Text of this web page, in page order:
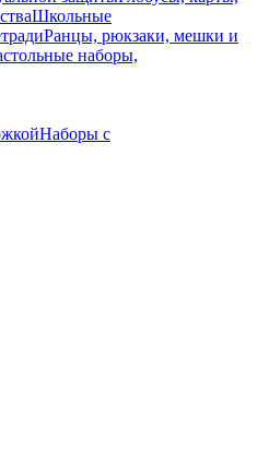
Школьные
Ранцы, рюкзаки, мешки и
наборы,
Наборы с